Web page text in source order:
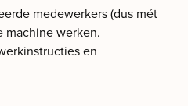
medewerkers (dus mét
machine werken.
en